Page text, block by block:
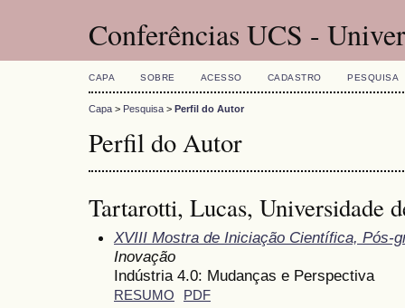
Conferências UCS -
CAPA SOBRE ACESSO CADASTRO PESQUISA
Capa > Pesquisa > Perfil do Autor
Perfil do Autor
Tartarotti, Lucas, Universidade
XVIII Mostra de Iniciação Científica, Pós-
Inovação
Indústria 4.0: Mudanças e Perspectiva
RESUMO PDF